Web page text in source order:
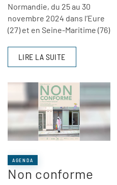
Normandie, du 25 au 30
novembre 2024 dans l’Eure
(27) et en Seine-Maritime (76)
LIRE LA SUITE
AGENDA
Non conforme